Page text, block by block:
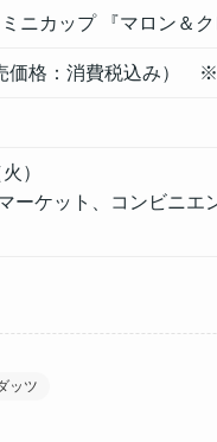
ニカップ 『マロン＆
価格：消費税込み） ※
）
ーケット、コンビニエ
ッツ